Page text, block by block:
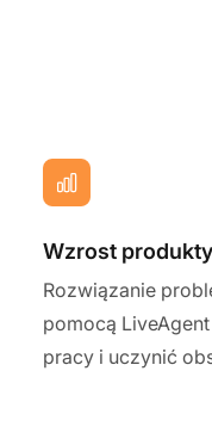
Wzrost
Rozwiązanie
pomocą
pracy i uczynić